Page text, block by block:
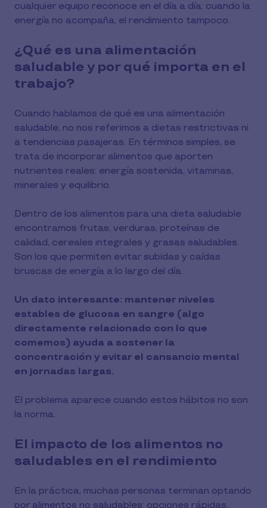
cualquier equipo reconoce en el día a día: cuando la
energía no acompaña, el rendimiento tampoco.
¿Qué es una alimentación
saludable y por qué importa en el
trabajo?
Cuando hablamos de qué es una alimentación
saludable, no nos referimos a dietas restrictivas ni
a tendencias pasajeras. En términos simples, se
trata de incorporar alimentos que aporten
nutrientes reales: energía sostenida, vitaminas,
minerales y equilibrio.
Dentro de los alimentos para una dieta saludable
encontramos frutas, verduras, proteínas de
calidad, cereales integrales y grasas saludables.
Son los que permiten evitar subidas y caídas
bruscas de energía a lo largo del día.
Un dato interesante: mantener niveles
estables de glucosa en sangre (algo
directamente relacionado con lo que
comemos) ayuda a sostener la
concentración y evitar el cansancio mental
en jornadas largas.
El problema aparece cuando estos hábitos no son
la norma.
El impacto de los alimentos no
saludables en el rendimiento
En la práctica, muchas personas terminan optando
por alimentos no saludables: opciones rápidas,